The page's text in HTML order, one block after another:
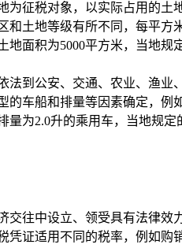
为征税对象，以实际占用的土
和土地等级有所不同，每平方
地面积为5000平方米，当地规
法到公安、交通、农业、渔业
的车船和排量等因素确定，例
量为2.0升的乘用车，当地规定
交往中设立、领受具有法律效
凭证适用不同的税率，例如